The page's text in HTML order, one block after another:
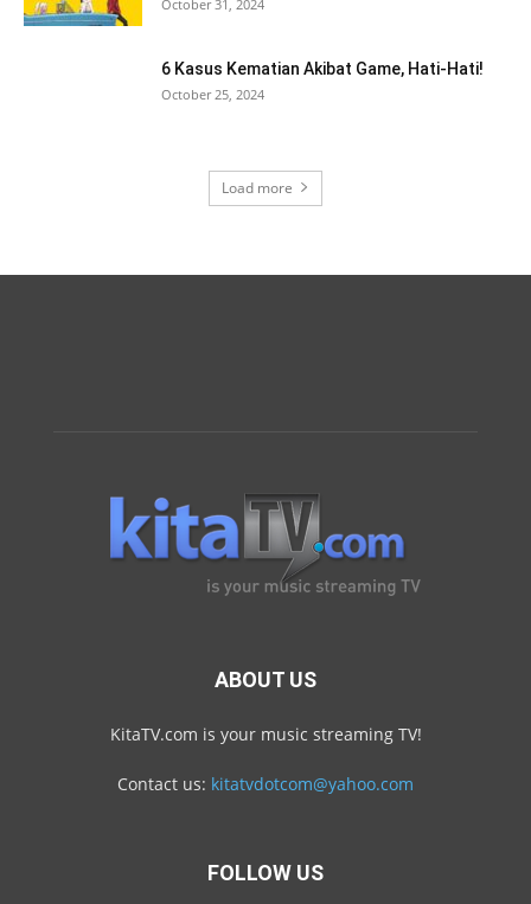
October 31, 2024
6 Kasus Kematian Akibat Game, Hati-Hati!
October 25, 2024
Load more
ABOUT US
KitaTV.com is your music streaming TV!
Contact us: kitatvdotcom@yahoo.com
FOLLOW US